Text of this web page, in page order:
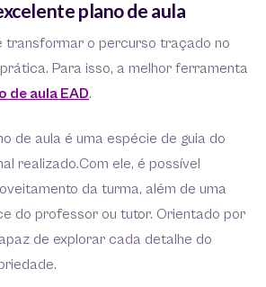
plano de aula
transformar o percurso traçado no
Para isso, a melhor ferramenta
de aula EAD.
de aula é uma espécie de guia do
realizado.Com ele, é possível
da turma, além de uma
do professor ou tutor. Orientado por
de explorar cada detalhe do